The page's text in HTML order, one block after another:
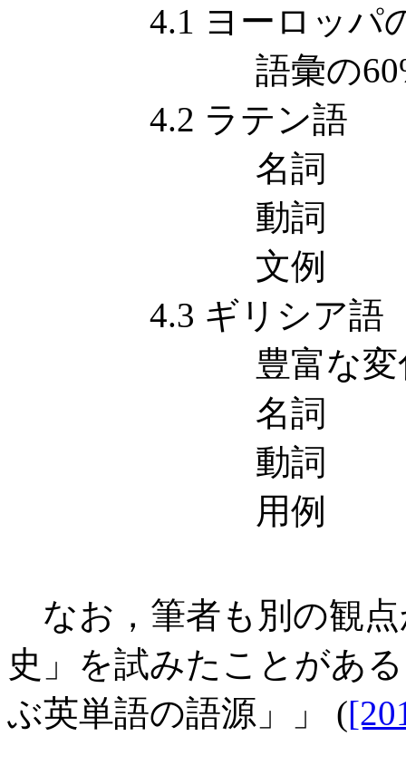
4.1 ヨーロッパの
語彙の60%は
4.2 ラテン語
名詞
動詞
文例
4.3 ギリシア語
豊富な変
名詞
動詞
用例
なお，筆者も別の観
史」を試みたことがあ
ぶ英単語の語源」」 (